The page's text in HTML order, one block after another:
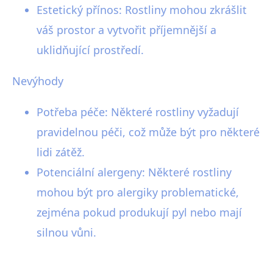
Estetický přínos: Rostliny mohou zkrášlit
váš prostor a vytvořit příjemnější a
uklidňující prostředí.
Nevýhody
Potřeba péče: Některé rostliny vyžadují
pravidelnou péči, což může být pro některé
lidi zátěž.
Potenciální alergeny: Některé rostliny
mohou být pro alergiky problematické,
zejména pokud produkují pyl nebo mají
silnou vůni.